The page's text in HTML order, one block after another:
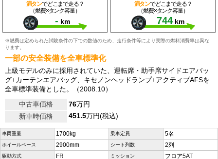
満タンでどこまで走る？
（燃費×タンク容量）
- km
満タンでどこまで走る？
（燃費×タンク容量）
744 km
※燃費は定められた試験条件の下での数値のため、走行条件等により実際の燃料消費率は異な
ります。
一部の安全装備を全車標準化
上級モデルのみに採用されていた、運転席・助手席サイドエアバッ
グ+カーテンエアバッグ、キセノンヘッドランプ+アクティブAFSを
全車標準装備とした。（2008.10）
中古車価格
76万円
新車時価格
451.5万円(税込)
車両重量 1700kg 乗車定員 5名
ホイールベース 2900mm シート列数 2列
駆動方式 FR ミッション フロア5AT